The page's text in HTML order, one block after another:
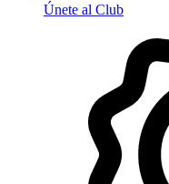
Únete al Club